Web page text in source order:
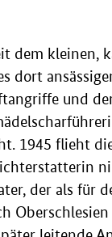
kleinen,
dort
und
1945 flieht
der als für